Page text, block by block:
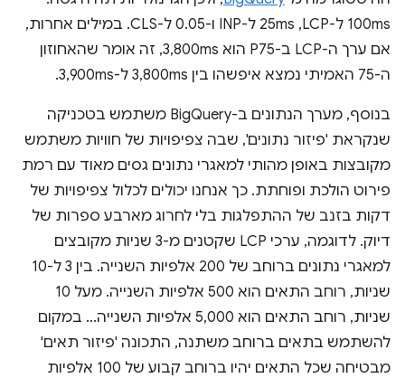
100ms ל-LCP,‏ 25ms ל-INP ו-0.05 ל-CLS. במילים אחרות,
אם ערך ה-LCP ב-P75 הוא 3,800ms, זה אומר שהאחוזון
ה-75 האמיתי נמצא איפשהו בין 3,800ms ל-3,900ms.
בנוסף, מערך הנתונים ב-BigQuery משתמש בטכניקה
שנקראת 'פיזור נתונים', שבה צפיפויות של חוויות משתמש
מקובצות באופן מהותי למאגרי נתונים גסים מאוד עם רמת
פירוט הולכת ופוחתת. כך אנחנו יכולים לכלול צפיפויות של
דקות בזנב של ההתפלגות בלי לחרוג מארבע ספרות של
דיוק. לדוגמה, ערכי LCP שקטנים מ-3 שניות מקובצים
למאגרי נתונים ברוחב של 200 אלפיות השנייה. בין 3 ל-10
שניות, רוחב התאים הוא 500 אלפיות השנייה. מעל 10
שניות, רוחב התאים הוא 5,000 אלפיות השנייה... במקום
להשתמש בתאים ברוחב משתנה, התכונה 'פיזור תאים'
מבטיחה שכל התאים יהיו ברוחב קבוע של 100 אלפיות